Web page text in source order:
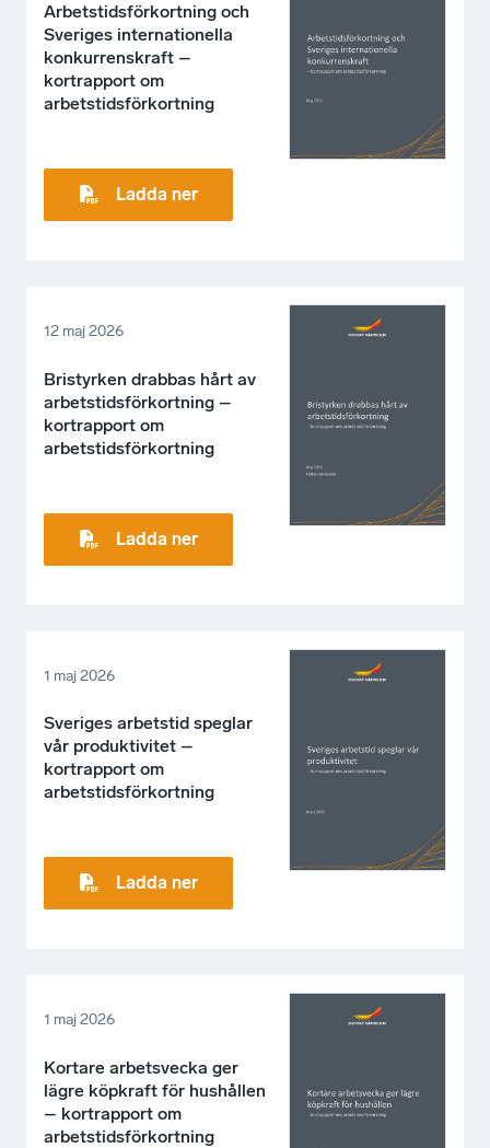
Arbetstidsförkortning och
Sveriges internationella
konkurrenskraft –
kortrapport om
arbetstidsförkortning
Ladda ner
12 maj 2026
Bristyrken drabbas hårt av
arbetstidsförkortning –
kortrapport om
arbetstidsförkortning
Ladda ner
1 maj 2026
Sveriges arbetstid speglar
vår produktivitet –
kortrapport om
arbetstidsförkortning
Ladda ner
1 maj 2026
Kortare arbetsvecka ger
lägre köpkraft för hushållen
– kortrapport om
arbetstidsförkortning